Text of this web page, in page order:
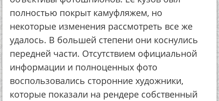
полностью покрыт камуфляжем, но
некоторые изменения рассмотреть все же
удалось. В большей степени они коснулись
передней части. Отсутствием официальной
информации и полноценных фото
воспользовались сторонние художники,
которые показали на рендере собственный